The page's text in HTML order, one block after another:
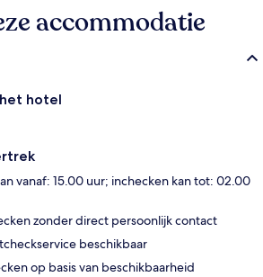
accommodatie
hotel
vanaf: 15.00 uur; inchecken kan tot: 02.00
zonder direct persoonlijk contact
beschikbaar
op basis van beschikbaarheid